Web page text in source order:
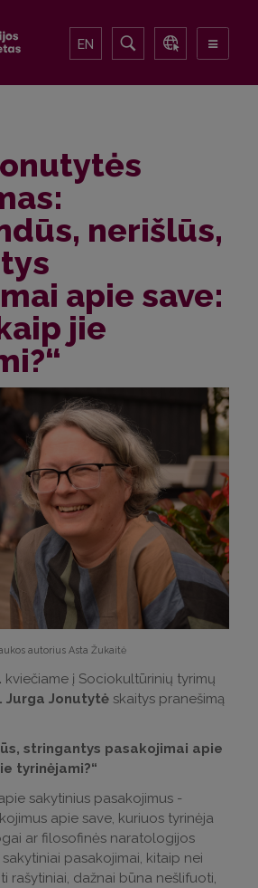
EN
nerišlūs,
apie save:
jie
autorius Asta Žukaitė
kviečiame į Sociokultūrinių tyrimų
Jurga Jonutytė skaitys pranešimą
stringantys pasakojimai apie
tyrinėjami?“
sakytinius pasakojimus -
apie save, kuriuos tyrinėja
ar filosofinės naratologijos
pasakojimai, kitaip nei
rašytiniai, dažnai būna nešlifuoti,